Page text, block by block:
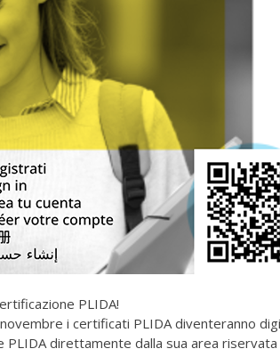
PLIDA!
i certificati PLIDA diventeranno
PLIDA direttamente dalla sua area riservata